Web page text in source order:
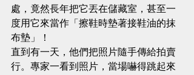
處，竟然長年把它丟在儲藏室，甚至一
度用它來當作「擦鞋時墊著接鞋油的抹
布墊」！
直到有一天，他們把照片隨手傳給拍賣
行。專家一看到照片，當場嚇得跳起來